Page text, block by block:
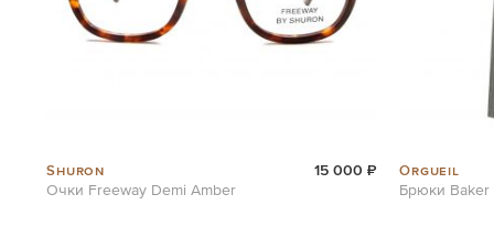
Shuron
Очки Freeway Demi Amber
15 000 ₽ Orgueil
Брюки Baker